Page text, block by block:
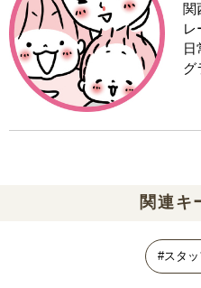
関
レ
日
グ
関連キ
#スタ